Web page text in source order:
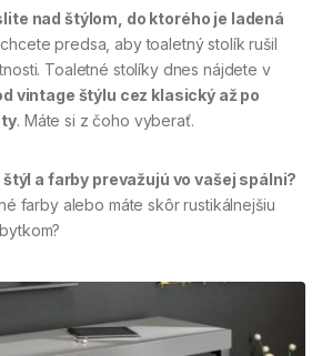
nad štýlom, do ktorého je ladená
predsa, aby toaletný stolík rušil
Toaletné stolíky dnes nájdete v
vintage štýlu cez klasický až po
. Máte si z čoho vyberať.
štýl a farby prevažujú vo vašej spálni?
farby alebo máte skôr rustikálnejšiu